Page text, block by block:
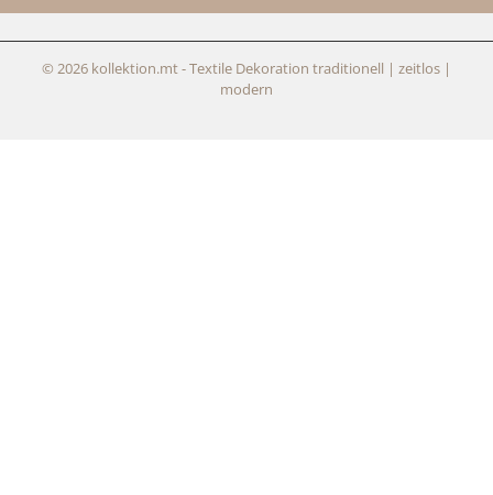
© 2026 kollektion.mt - Textile Dekoration traditionell | zeitlos |
modern